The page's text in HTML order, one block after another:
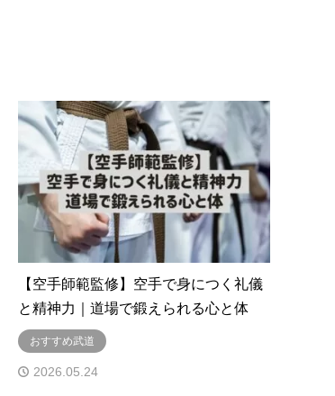
【空手師範監修】空手で身につく礼儀
と精神力｜道場で鍛えられる心と体
おすすめ武道
2026.05.24